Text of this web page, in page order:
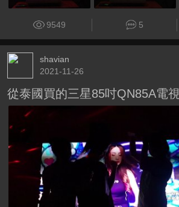
9549 5
shavian
2021-11-26
從泰國買的三星85吋QN85A電視